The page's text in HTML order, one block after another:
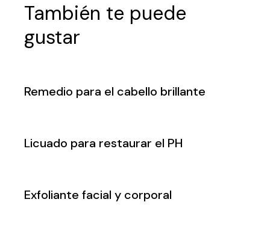
También te puede
gustar
Remedio para el cabello brillante
Licuado para restaurar el PH
Exfoliante facial y corporal